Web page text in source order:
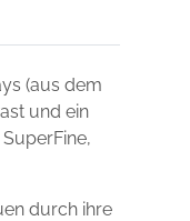
(aus dem
und ein
durch ihre